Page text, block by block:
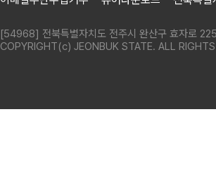
[54968] 전북특별자치도 전주시 완산구 효자로
COPYRIGHT(c) JEONBUK STATE. ALL RIGHTS